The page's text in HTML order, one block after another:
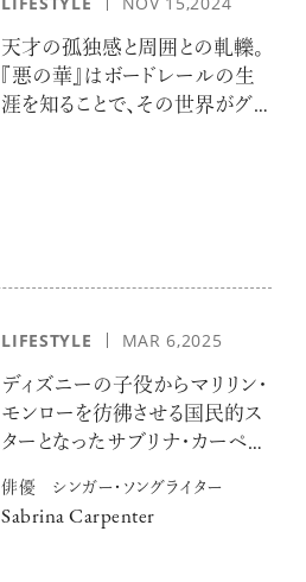
天才の孤独感と周囲との軋轢。
『悪の華』はボードレールの生
涯を知ることで、その世界がグッ
LIFESTYLE MAR 6,2025
ディズニーの子役からマリリン・
モンローを彷彿させる国民的ス
ターとなったサブリナ・カーペン
俳優 シンガー・ソングライター
Sabrina Carpenter